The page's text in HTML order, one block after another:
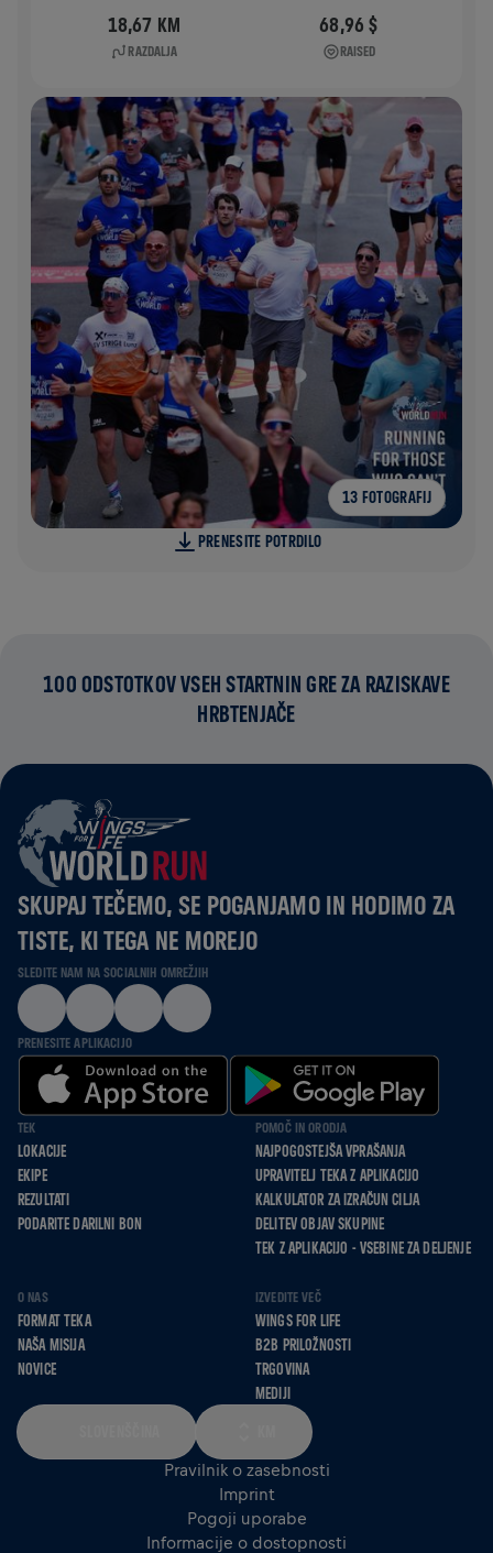
18,67 KM
RAZDALJA
68,96 $
RAISED
13 FOTOGRAFIJ
PRENESITE POTRDILO
100 ODSTOTKOV VSEH STARTNIN GRE ZA RAZISKAVE
HRBTENJAČE
SKUPAJ TEČEMO, SE POGANJAMO IN HODIMO ZA
TISTE, KI TEGA NE MOREJO
SLEDITE NAM NA SOCIALNIH OMREŽJIH
PRENESITE APLIKACIJO
TEK
LOKACIJE
EKIPE
REZULTATI
PODARITE DARILNI BON
POMOČ IN ORODJA
NAJPOGOSTEJŠA VPRAŠANJA
UPRAVITELJ TEKA Z APLIKACIJO
KALKULATOR ZA IZRAČUN CILJA
DELITEV OBJAV SKUPINE
TEK Z APLIKACIJO - VSEBINE ZA DELJENJE
O NAS
FORMAT TEKA
NAŠA MISIJA
NOVICE
IZVEDITE VEČ
WINGS FOR LIFE
B2B PRILOŽNOSTI
TRGOVINA
MEDIJI
Pravilnik o zasebnosti
Imprint
Pogoji uporabe
Informacije o dostopnosti